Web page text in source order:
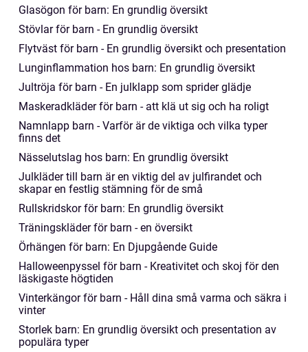
Glasögon för barn: En grundlig översikt
Stövlar för barn - En grundlig översikt
Flytväst för barn - En grundlig översikt och presentation
Lunginflammation hos barn: En grundlig översikt
Jultröja för barn - En julklapp som sprider glädje
Maskeradkläder för barn - att klä ut sig och ha roligt
Namnlapp barn - Varför är de viktiga och vilka typer
finns det
Nässelutslag hos barn: En grundlig översikt
Julkläder till barn är en viktig del av julfirandet och
skapar en festlig stämning för de små
Rullskridskor för barn: En grundlig översikt
Träningskläder för barn - en översikt
Örhängen för barn: En Djupgående Guide
Halloweenpyssel för barn - Kreativitet och skoj för den
läskigaste högtiden
Vinterkängor för barn - Håll dina små varma och säkra i
vinter
Storlek barn: En grundlig översikt och presentation av
populära typer